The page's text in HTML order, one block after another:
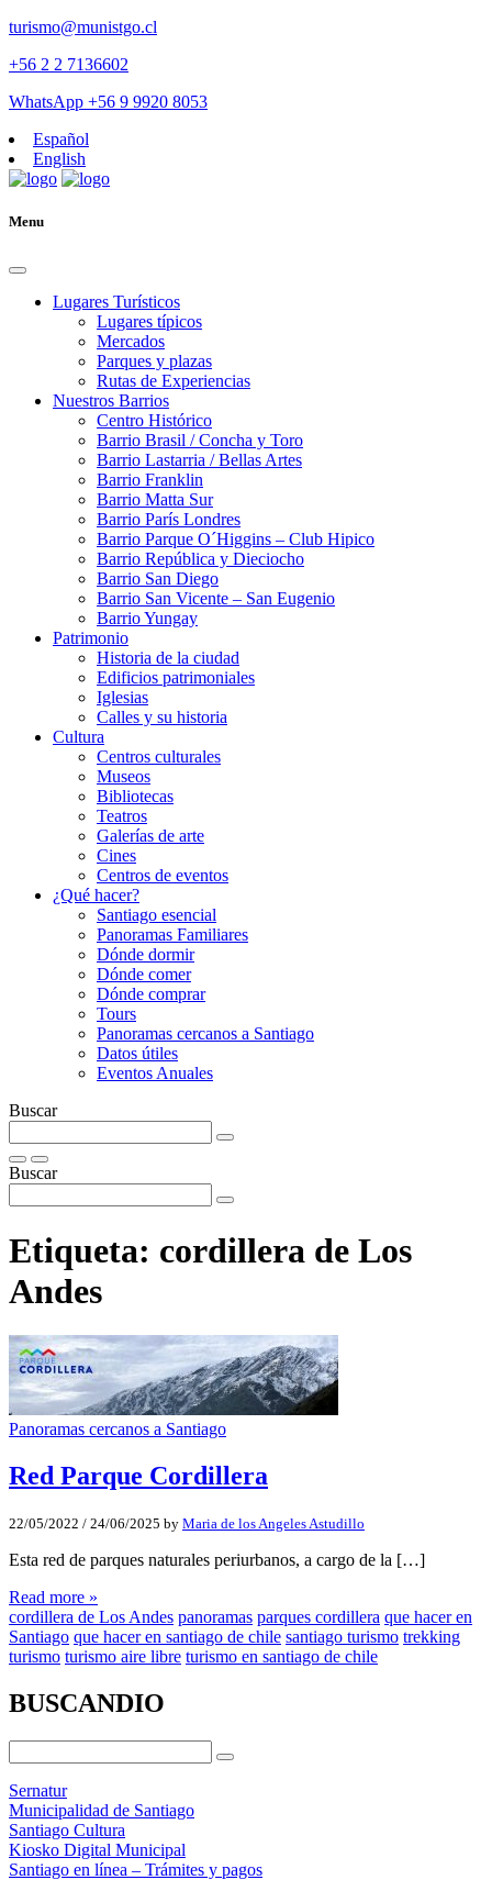
turismo@munistgo.cl
+56 2 2 7136602
WhatsApp +56 9 9920 8053
Español
English
Menu
Lugares Turísticos
Lugares tí­picos
Mercados
Parques y plazas
Rutas de Experiencias
Nuestros Barrios
Centro Histórico
Barrio Brasil / Concha y Toro
Barrio Lastarria / Bellas Artes
Barrio Franklin
Barrio Matta Sur
Barrio Parí­s Londres
Barrio Parque O´Higgins – Club Hipico
Barrio República y Dieciocho
Barrio San Diego
Barrio San Vicente – San Eugenio
Barrio Yungay
Patrimonio
Historia de la ciudad
Edificios patrimoniales
Iglesias
Calles y su historia
Cultura
Centros culturales
Museos
Bibliotecas
Teatros
Galerí­as de arte
Cines
Centros de eventos
¿Qué hacer?
Santiago esencial
Panoramas Familiares
Dónde dormir
Dónde comer
Dónde comprar
Tours
Panoramas cercanos a Santiago
Datos útiles
Eventos Anuales
Buscar
Buscar
Etiqueta: cordillera de Los
Andes
Panoramas cercanos a Santiago
Red Parque Cordillera
22/05/2022 / 24/06/2025 by Maria de los Angeles Astudillo
Esta red de parques naturales periurbanos, a cargo de la […]
Read more »
cordillera de Los Andes panoramas parques cordillera que hacer en
Santiago que hacer en santiago de chile santiago turismo trekking
turismo turismo aire libre turismo en santiago de chile
BUSCANDIO
Sernatur
Municipalidad de Santiago
Santiago Cultura
Kiosko Digital Municipal
Santiago en línea – Trámites y pagos